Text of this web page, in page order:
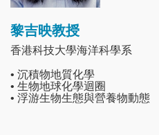
黎吉映教授
香港科技大學海洋科學系
• 沉積物地質化學
• 生物地球化學迴圈
• 浮游生物生態與營養物動態